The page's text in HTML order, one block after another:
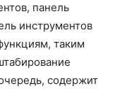
панель
инструментов
таким
содержит